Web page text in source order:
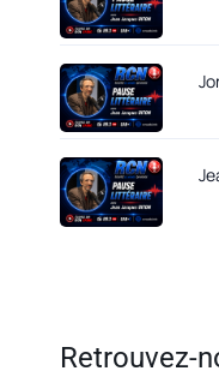
Retrouvez-